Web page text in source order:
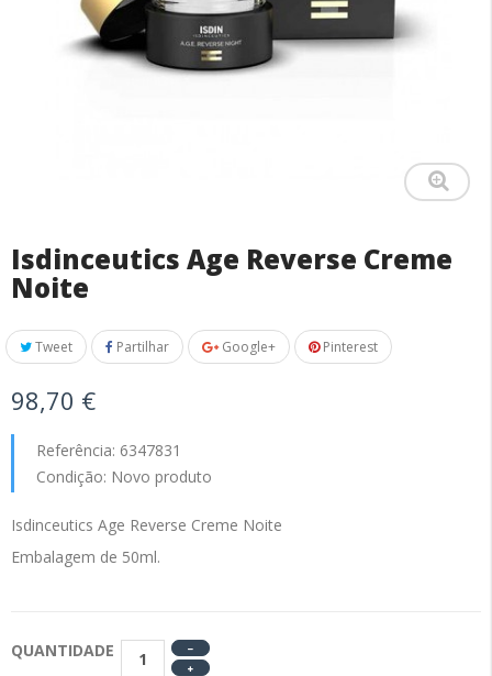
Isdinceutics Age Reverse Creme
Noite
Tweet Partilhar Google+ Pinterest
98,70 €
Referência: 6347831
Condição: Novo produto
Isdinceutics Age Reverse Creme Noite
Embalagem de 50ml.
QUANTIDADE